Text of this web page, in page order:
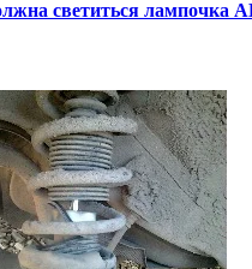
светиться лампочка